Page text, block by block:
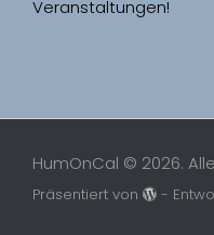
Veranstaltungen!
HumOnCal © 2026.
Präsentiert von -